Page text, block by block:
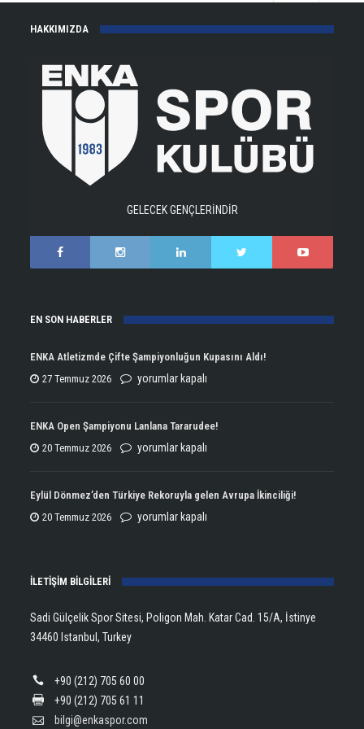
HAKKIMIZDA
GELECEK GENÇLERİNDİR
EN SON HABERLER
ENKA Atletizmde Çifte Şampiyonluğun Kupasını Aldı!
27 Temmuz 2026
ENKA
Çifte
Şampiyonluğun
yorumlar kapalı
ENKA Open Şampiyonu Lanlana Tararudee!
20 Temmuz 2026
ENKA
Şampiyonu
Lanlana
yorumlar kapalı
Eylül Dönmez’den Türkiye Rekoruyla gelen Avrupa İkinciliği!
20 Temmuz 2026
Eylül
Rekoruyla
Avrupa
yorumlar kapalı
İLETİŞİM BİLGİLERİ
Sadi Gülçelik Spor Sitesi, Poligon Mah. Katar Cad. 15/A, İstinye
34460 Istanbul, Turkey
+90 (212) 705 60 00
+90 (212) 705 61 11
bilgi@enkaspor.com